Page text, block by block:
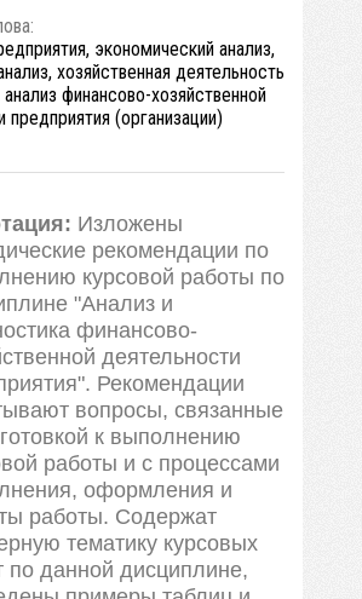
экономический анализ,
хозяйственная деятельность
финансово-хозяйственной
предприятия (организации)
Изложены
рекомендации по
курсовой работы по
"Анализ и
финансово-
деятельности
Рекомендации
вопросы, связанные
к выполнению
работы и с процессами
оформления и
работы. Содержат
тематику курсовых
по данной дисциплине,